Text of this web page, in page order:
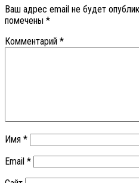
Ваш адрес email не будет
помечены *
Комментарий *
Имя *
Email *